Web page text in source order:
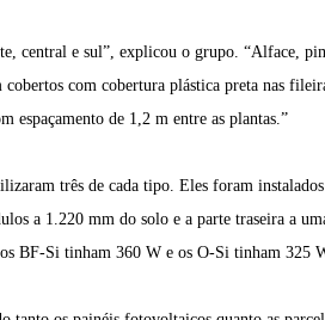
central e sul”, explicou o grupo. “Alface,
cobertos com cobertura plástica preta nas
espaçamento de 1,2 m entre as plantas.”
três de cada tipo. Eles foram
a 1.220 mm do solo e a parte traseira a
BF-Si tinham 360 W e os O-Si tinham 325